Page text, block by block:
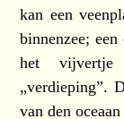
kan een
binnenzee;
het
„verdieping”.
van den